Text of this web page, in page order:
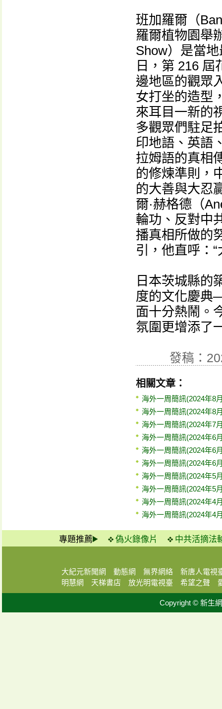
班加羅爾（
羅爾植物園舉
Show）是當
日，第 216
邊地區的觀眾
女打坐的造型
來耳目一新的
多觀眾們駐足
印地語、英語
拉姆語的真相
的修煉準則，
的大善與大忍
爾·赫格德（
輪功、反對中
播真相所做的
引，他直呼：“
日本茨城縣的
度的文化慶典
面十分熱鬧。
氛圍更增添了
發稿：
相關文章：
海外一周簡訊(2024年8
海外一周簡訊(2024年8
海外一周簡訊(2024年7
海外一周簡訊(2024年6
海外一周簡訊(2024年6
海外一周簡訊(2024年6
海外一周簡訊(2024年5
海外一周簡訊(2024年5
海外一周簡訊(2024年4
海外一周簡訊(2024年4
專題推薦 偽火錄像片 中共活摘法
大紀元新聞網 動態網 無界網絡
新唐人電視
明慧網
天梯書店 放光明電視臺 希望之聲
Copyright © 新生